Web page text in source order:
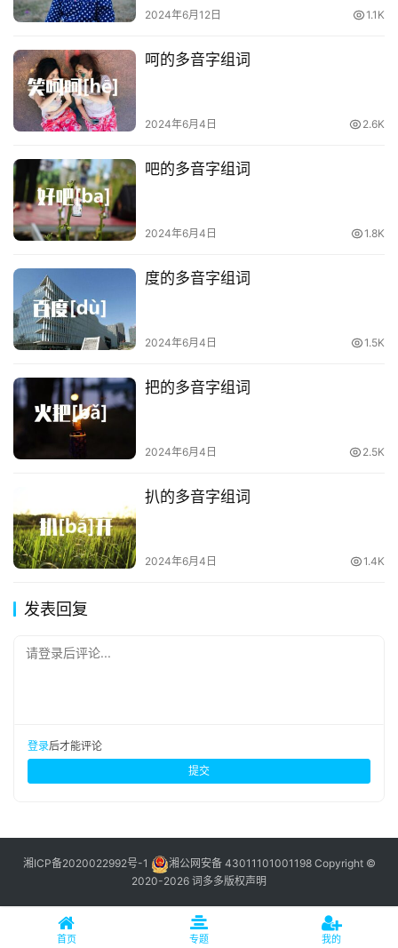
2024年6月12日 1.1K
呵的多音字组词
2024年6月4日 2.6K
吧的多音字组词
2024年6月4日 1.8K
度的多音字组词
2024年6月4日 1.5K
把的多音字组词
2024年6月4日 2.5K
扒的多音字组词
2024年6月4日 1.4K
发表回复
请登录后评论...
登录后才能评论
提交
湘ICP备2020022992号-1 湘公网安备 43011101001198Copyright ©
2020-2026 词多多版权声明
首页 专题 我的